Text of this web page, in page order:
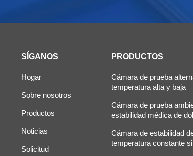
SÍGANOS
Hogar
Sobre nosotros
Productos
Noticias
Solicitud
PRODUCTOS
Cámara de prueba
temperatura alta y baja
Cámara de prueba
estabilidad médica de
Cámara de estabilidad
temperatura constante